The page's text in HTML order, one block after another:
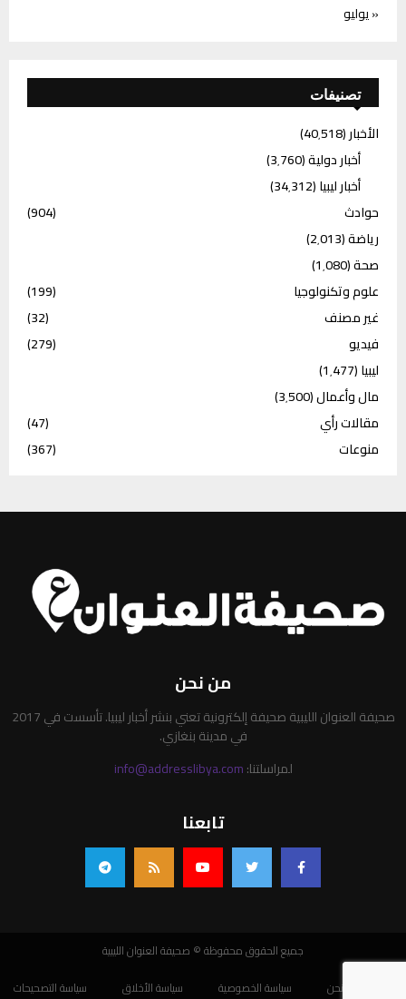
« يوليو
تصنيفات
الأخبار(40٬518)
أخبار دولية(3٬760)
أخبار ليبيا(34٬312)
حوادث
(904)
رياضة(2٬013)
صحة(1٬080)
علوم وتكنولوجيا
(199)
غير مصنف
(32)
فيديو
(279)
ليبيا(1٬477)
مال وأعمال(3٬500)
مقالات رأي
(47)
منوعات
(367)
من نحن
صحيفة العنوان الليبية صحيفة إلكترونية تعني بنشر أخبار ليبيا. تأسست في 2017
في مدينة بنغازي.
لمراسلتنا:info@addresslibya.com
تابعنا
جميع الحقوق محفوظة © صحيفة العنوان الليبية
من نحن
سياسة الخصوصية سياسة الأخلاق سياسة التصحيحات